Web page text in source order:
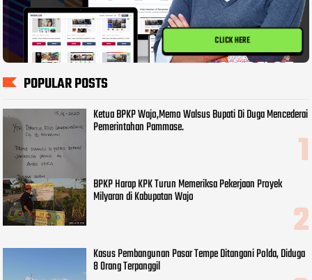
CLICK HERE
POPULAR POSTS
Ketua BPKP Wajo,Memo Walsus Bupati Di Duga Mencederai
Pemerintahan Pammase.
BPKP Harap KPK Turun Memeriksa Pekerjaan Proyek
Milyaran di Kabupatan Wajo
Kasus Pembangunan Pasar Tempe Ditangani Polda, Diduga
8 Orang Terpanggil